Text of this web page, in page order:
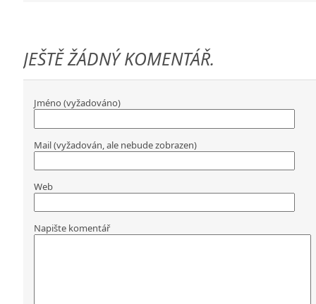
JEŠTĚ ŽÁDNÝ KOMENTÁŘ.
Jméno (vyžadováno)
Mail (vyžadován, ale nebude zobrazen)
Web
Napište komentář